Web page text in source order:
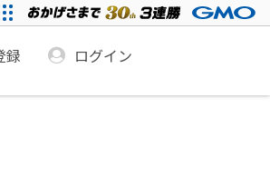
録 ログイン